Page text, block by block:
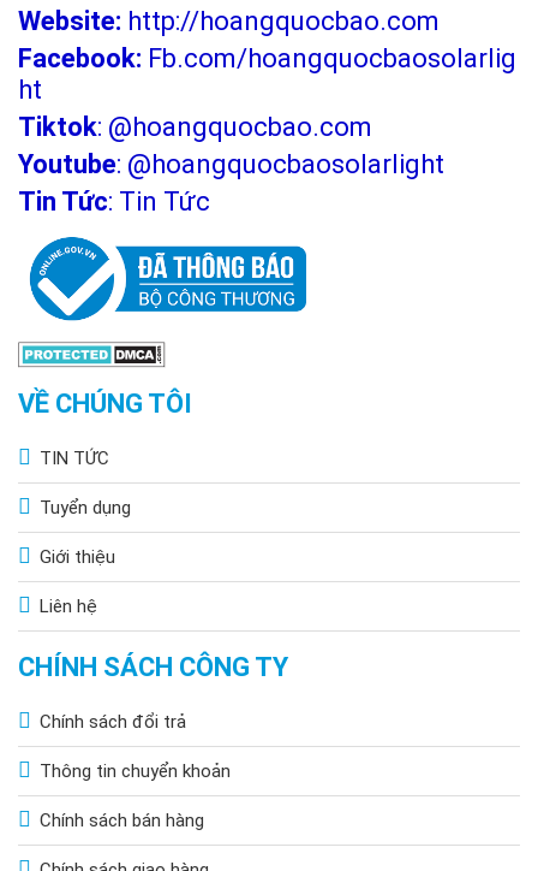
Website: http://hoangquocbao.com
Facebook: Fb.com/hoangquocbaosolarlig
ht
Tiktok: @hoangquocbao.com
Youtube: @hoangquocbaosolarlight
Tin Tức: Tin Tức
VỀ CHÚNG TÔI
TIN TỨC
Tuyển dụng
Giới thiệu
Liên hệ
CHÍNH SÁCH CÔNG TY
Chính sách đổi trả
Thông tin chuyển khoản
Chính sách bán hàng